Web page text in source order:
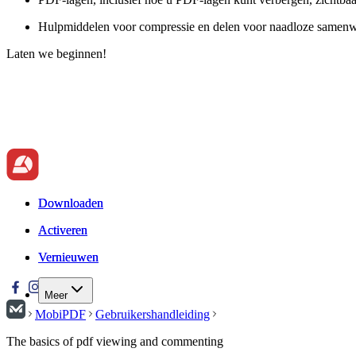
Hulpmiddelen voor compressie en delen voor naadloze
Laten we beginnen!
Downloaden
Activeren
Vernieuwen
Meer
Downloaden
Activeren
Vernieuwen
MobiPDF
Gebruikershandleiding
The basics of pdf viewing and commenting